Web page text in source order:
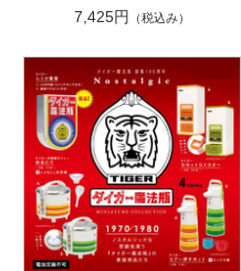
7,425円
（税込み）